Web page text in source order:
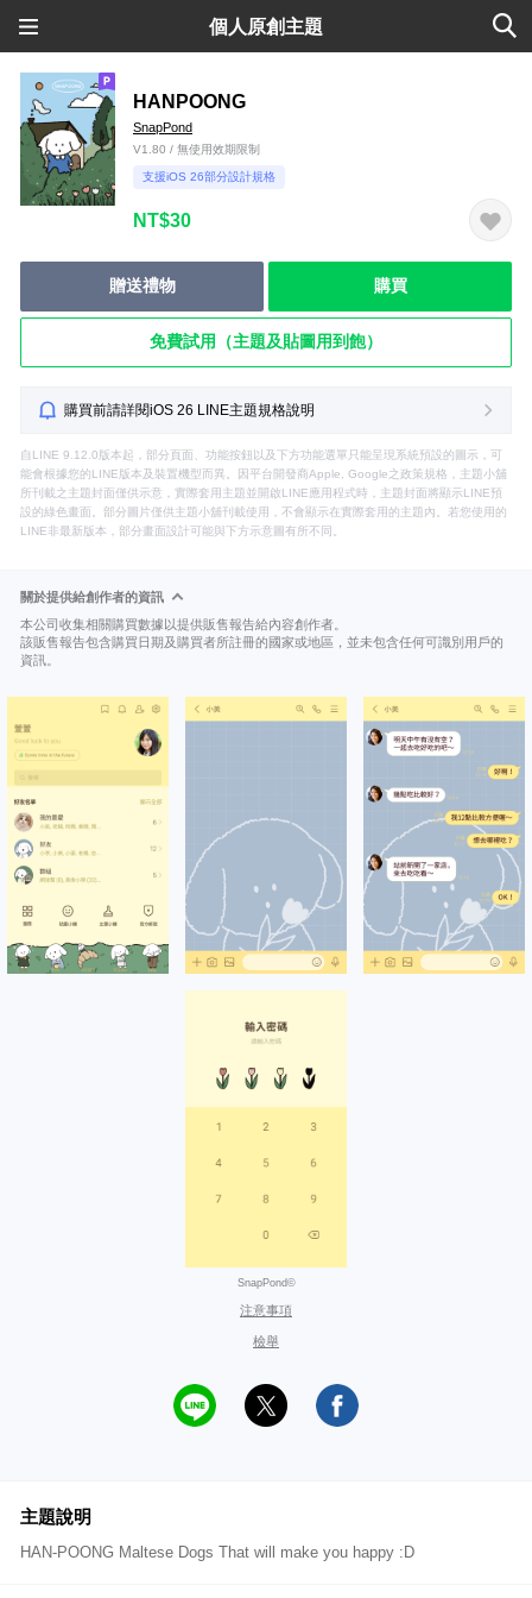
個人原創主題
HANPOONG
SnapPond
V1.80 / 無使用效期限制
支援iOS 26部分設計規格
NT$30
贈送禮物 購買
免費試用（主題及貼圖用到飽）
購買前請詳閱iOS 26 LINE主題規格說明
自LINE 9.12.0版本起，部分頁面、功能按鈕以及下方功能選單只能呈現系統預設的圖示，可
能會根據您的LINE版本及裝置機型而異。因平台開發商Apple, Google之政策規格，主題小舖
所刊載之主題封面僅供示意，實際套用主題並開啟LINE應用程式時，主題封面將顯示LINE預
設的綠色畫面。部分圖片僅供主題小舖刊載使用，不會顯示在實際套用的主題內。若您使用的
LINE非最新版本，部分畫面設計可能與下方示意圖有所不同。
關於提供給創作者的資訊
本公司收集相關購買數據以提供販售報告給內容創作者。
該販售報告包含購買日期及購買者所註冊的國家或地區，並未包含任何可識別用戶的
資訊。
SnapPond©
注意事項
檢舉
主題說明
HAN-POONG Maltese Dogs That will make you happy :D